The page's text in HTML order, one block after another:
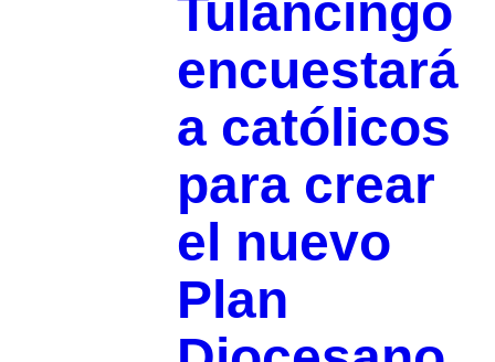
Tulancingo
encuestará
a católicos
para crear
el nuevo
Plan